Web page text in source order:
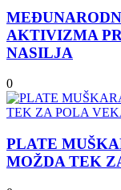
AKTIVIZMA
NASILЈA
0
PLATE
MOŽDA TEK